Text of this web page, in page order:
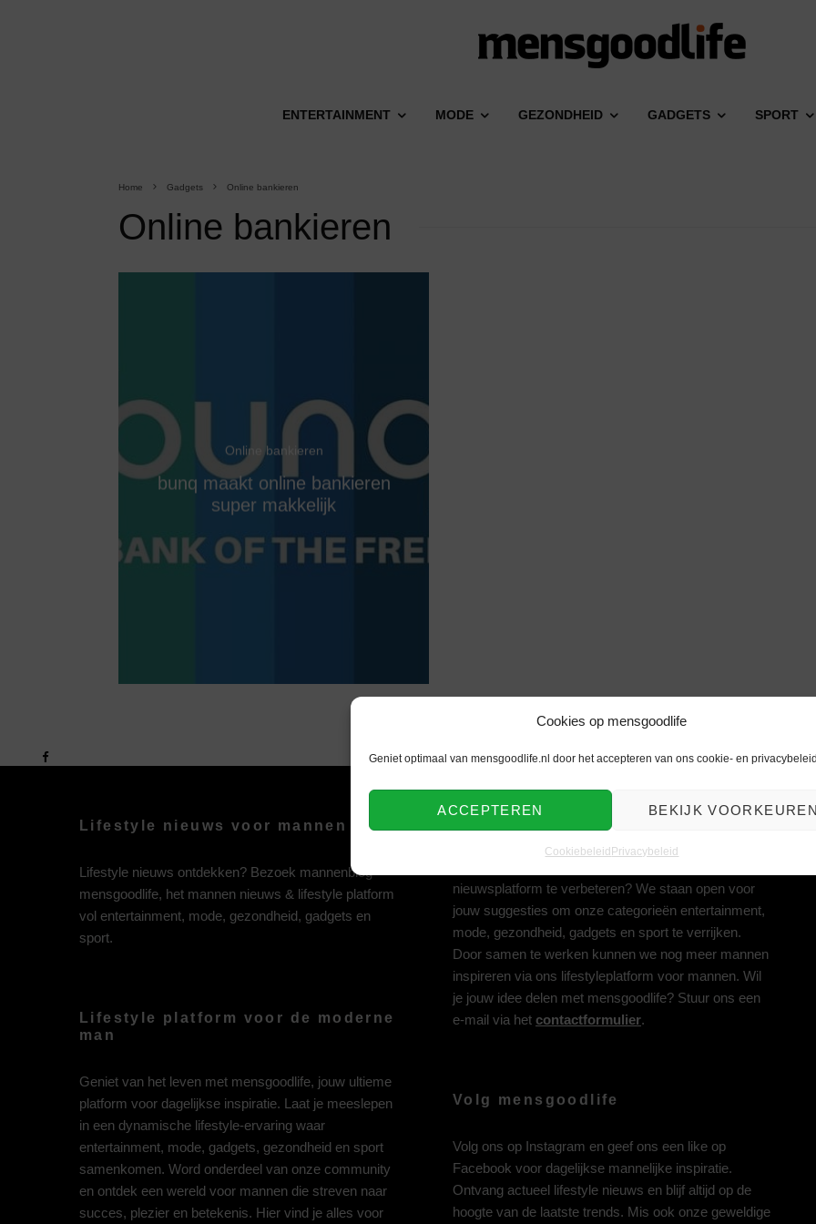
Cookies op mensgoodlife
Geniet optimaal van mensgoodlife.nl door het accepteren van ons cookie- en
ACCEPTEREN BEKIJK
Cookiebeleid Privacybeleid
ENTERTAINMENT MODE GEZONDHEID GADGETS SPORT
Home Gadgets Online bankieren
Online bankieren
Online bankieren
bunq maakt online bankieren
super makkelijk
Lifestyle nieuws voor mannen
Lifestyle nieuws ontdekken? Bezoek mannenblog
mensgoodlife, het mannen nieuws & lifestyle platform
vol entertainment, mode, gezondheid, gadgets en
sport.
Lifestyle platform voor de moderne
man
Geniet van het leven met mensgoodlife, jouw ultieme
platform voor dagelijkse inspiratie. Laat je meeslepen
in een dynamische lifestyle-ervaring waar
entertainment, mode, gadgets, gezondheid en sport
samenkomen. Word onderdeel van onze community
en ontdek een wereld voor mannen die streven naar
succes, plezier en betekenis. Hier vind je alles voor
Deel jouw idee met ons
nieuwsplatform te verbeteren? We staan open voor
jouw suggesties om onze categorieën entertainment,
mode, gezondheid, gadgets en sport te verrijken.
Door samen te werken kunnen we nog meer mannen
inspireren via ons lifestyleplatform voor mannen. Wil
je jouw idee delen met mensgoodlife? Stuur ons een
e-mail via het contactformulier.
Volg mensgoodlife
Volg ons op Instagram en geef ons een like op
Facebook voor dagelijkse mannelijke inspiratie.
Ontvang actueel lifestyle nieuws en blijf altijd op de
hoogte van de laatste trends. Mis ook onze geweldige